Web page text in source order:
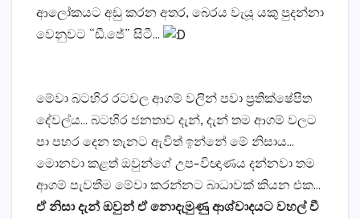
ආලෝකයට අඩු කරන අතර, බෙරය වැයූ යකු පුදන්නා
වෙනුවට “ඩී.ජේ” සිටී…
මේවා බටහිර රටවල ආගම් වලින් පවා ප්‍රතික්ෂේපිත
දේවල්ය… බටහිර ජනතාව දැන්, දැන් තම ආගම් වලට
පා පහර දෙන තැනට ඇවිත් ඉන්නේ මේ නිසාය…
මොනවා කළත් ඔවුන්ගේ උප-විඥාණය දන්නවා තම
ආගම් පැවතීම මේවා කරන්නට බාධාවක් කියන එක…
ඒ නිසා දැන් ඔවුන් ඒ නොදැමුණු ආශ්වාදයට වහල් වී